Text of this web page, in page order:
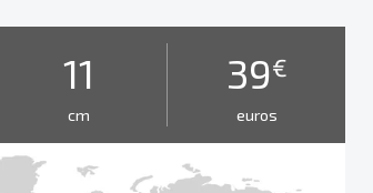
11
cm
39€
euros